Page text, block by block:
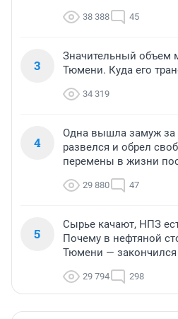
38 388 45
3
Значительный объем
Тюмени. Куда его
34 319
4
Одна вышла замуж за
развелся и обрел
перемены в жизни
29 880 47
5
Сырье качают, НПЗ
Почему в нефтяной
Тюмени — закончился
29 794 298